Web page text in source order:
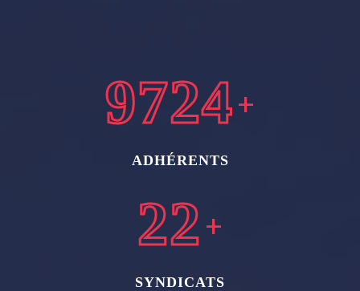
13000
ADHÉRENTS
30 +
SYNDICATS